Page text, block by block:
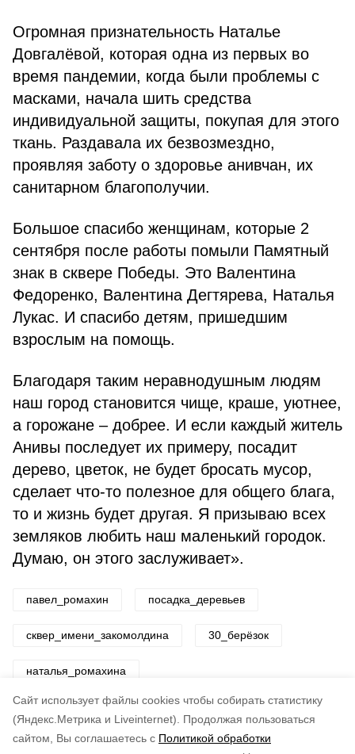
Cайт использует файлы cookies чтобы собирать статистику
(Яндекс.Метрика и Liveinternet).
Продолжая пользоваться
сайтом, Вы соглашаетесь с Политикой обработки
Огромная признательность Наталье
Довгалёвой, которая одна из первых во
время пан­демии, когда были проблемы с
масками, начала шить средства
индивидуальной защиты, покупая для этого
ткань. Раздавала их безвозмездно,
проявляя заботу о здоровье анивчан, их
санитарном благополучии.
Большое спасибо женщинам, которые 2
сентября после работы помыли Памятный
знак в сквере Победы. Это Валентина
Федорен­ко, Валентина Дегтярева, Наталья
Лукас. И спасибо детям, пришед­шим
взрослым на помощь.
Благодаря таким неравнодуш­ным людям
наш город становится чище, краше, уютнее,
а горожане – добрее. И если каждый житель
Анивы последует их примеру, по­садит
дерево, цветок, не будет бросать мусор,
сделает что-то полезное для общего блага,
то и жизнь будет другая. Я призываю всех
земляков любить наш ма­ленький городок.
Думаю, он этого заслуживает».
павел_ромахин посадка_деревьев
сквер_имени_закомолдина 30_берёзок
наталья_ромахина
Авторы: ADMIN admin